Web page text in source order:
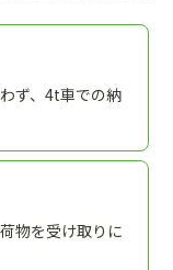
ず、4t車での納
物を受け取りに